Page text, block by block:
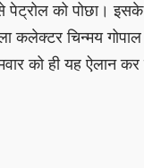
को पोछा। इसके
चिन्मय
को ही यह ऐलान कर